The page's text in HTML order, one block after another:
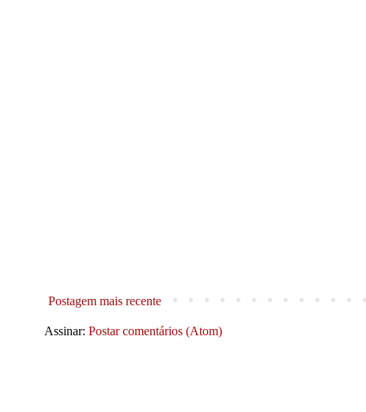
Postagem mais recente
Assinar: Postar comentários (Atom)